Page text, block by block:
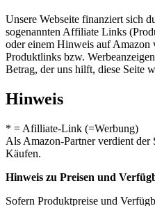
Unsere Webseite finanziert sich
sogenannten Affiliate Links
oder einem Hinweis auf
Produktlinks bzw.
Betrag, der uns hilft, diese Seite
Hinweis
* = Afilliate-Link (=Werbung)
Als Amazon-Partner verdient der
Käufen.
Hinweis zu Preisen und
Sofern Produktpreise und